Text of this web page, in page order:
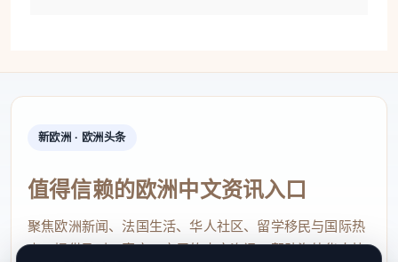
A: Visa waiver requirements for minors are the
same as for adults.
4.问：外国人因参加体育赛事、会展、研学活动（夏/
新欧洲 · 欧洲头条
值得信赖的欧洲中文资讯入口
聚焦欧洲新闻、法国生活、华人社区、留学移民与国际热
点，提供及时、真实、实用的中文资讯，帮助海外华人快